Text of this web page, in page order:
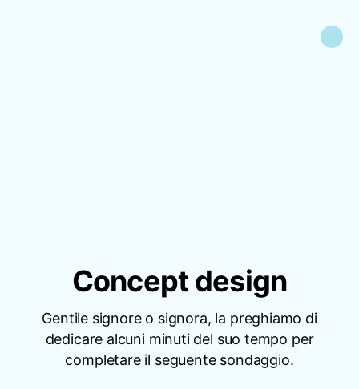
Concept design
Gentile signore o signora, la preghiamo di
dedicare alcuni minuti del suo tempo per
completare il seguente sondaggio.